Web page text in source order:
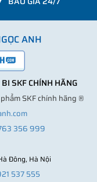
ANH
SKF CHÍNH HÃNG
SKF chính hãng ®
356 999
Đông, Hà Nội
537 555